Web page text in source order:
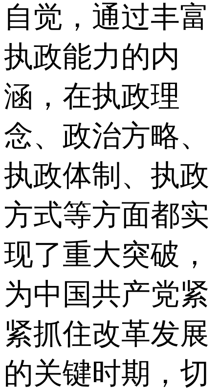
自觉，通过丰富
执政能力的内
涵，在执政理
念、政治方略、
执政体制、执政
方式等方面都实
现了重大突破，
为中国共产党紧
紧抓住改革发展
的关键时期，切